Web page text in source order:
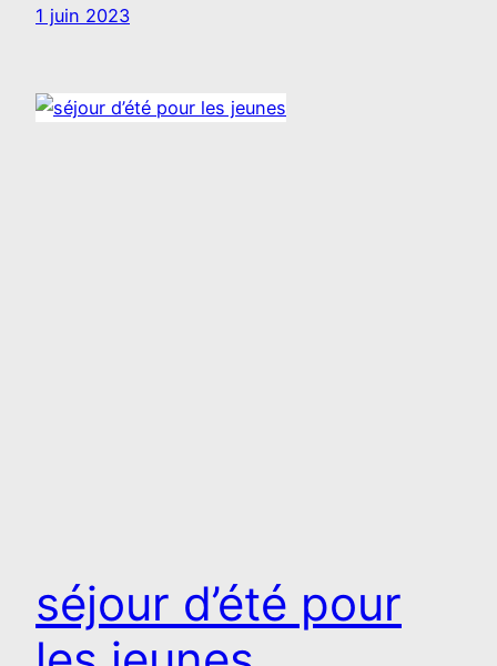
1 juin 2023
séjour d’été pour